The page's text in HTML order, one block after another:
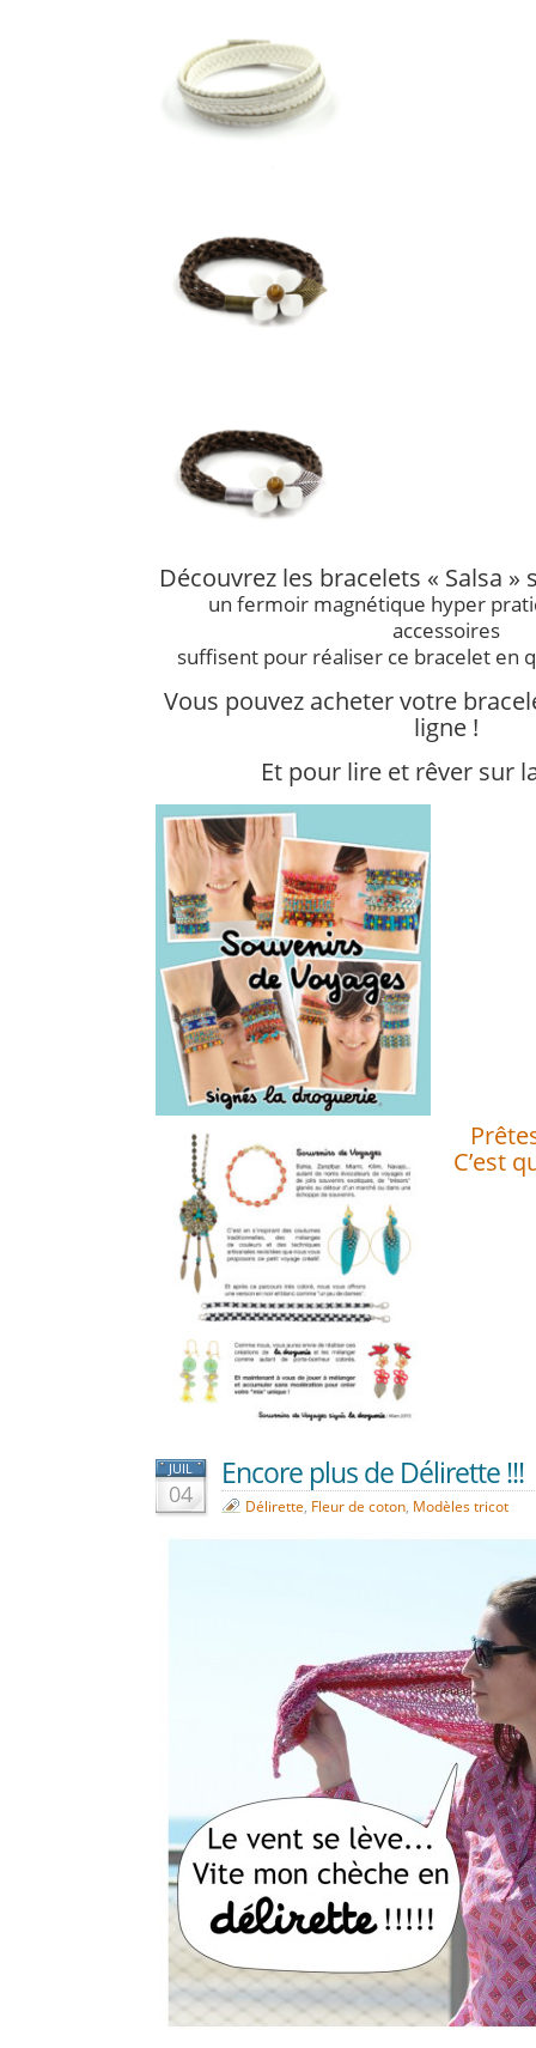
Découvrez les bracelets « Salsa »
un fermoir magnétique hyper
accessoires
suffisent pour réaliser ce bracelet en
Vous pouvez acheter votre
ligne !
Et pour lire et rêver sur
C’est
JUIL
04
Encore plus de Délirette !!!
Délirette, Fleur de coton, Modèles tricot